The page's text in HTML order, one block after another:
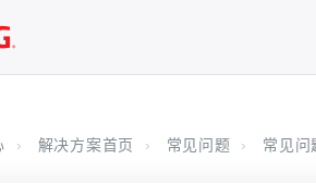
解决方案首页 常见问题 常见问